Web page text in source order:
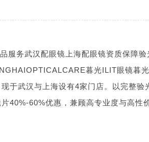
服务武汉配眼镜上海配眼镜资质保障验
暮光ILIT眼镜暮
于武汉与上海设有4家门店。以完整验
40%-60%优惠，兼顾高专业度与高性